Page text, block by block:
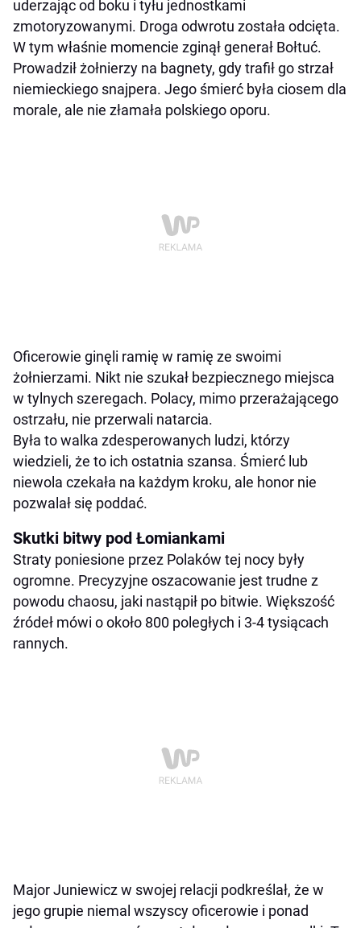
uderzając od boku i tyłu jednostkami
zmotoryzowanymi. Droga odwrotu została odcięta.
W tym właśnie momencie zginął generał Bołtuć.
Prowadził żołnierzy na bagnety, gdy trafił go strzał
niemieckiego snajpera. Jego śmierć była ciosem dla
morale, ale nie złamała polskiego oporu.
Oficerowie ginęli ramię w ramię ze swoimi
żołnierzami. Nikt nie szukał bezpiecznego miejsca
w tylnych szeregach. Polacy, mimo przerażającego
ostrzału, nie przerwali natarcia.
Była to walka zdesperowanych ludzi, którzy
wiedzieli, że to ich ostatnia szansa. Śmierć lub
niewola czekała na każdym kroku, ale honor nie
pozwalał się poddać.
Skutki bitwy pod Łomiankami
Straty poniesione przez Polaków tej nocy były
ogromne. Precyzyjne oszacowanie jest trudne z
powodu chaosu, jaki nastąpił po bitwie. Większość
źródeł mówi o około 800 poległych i 3-4 tysiącach
rannych.
Major Juniewicz w swojej relacji podkreślał, że w
jego grupie niemal wszyscy oficerowie i ponad